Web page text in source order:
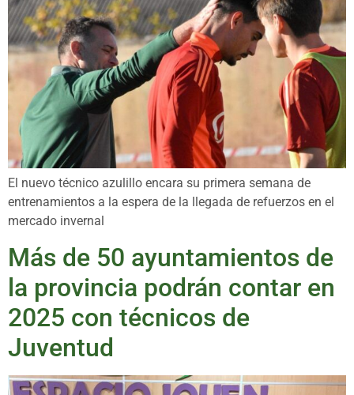
El nuevo técnico azulillo encara su primera semana de
entrenamientos a la espera de la llegada de refuerzos en el
mercado invernal
Más de 50 ayuntamientos de
la provincia podrán contar en
2025 con técnicos de
Juventud